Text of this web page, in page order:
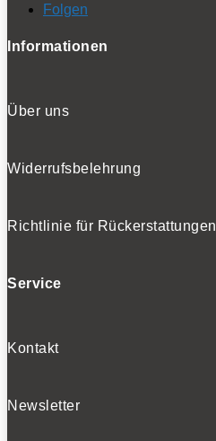
Folgen
Informationen
Über uns
Widerrufsbelehrung
Richtlinie für Rückerstattungen
Service
Kontakt
Newsletter